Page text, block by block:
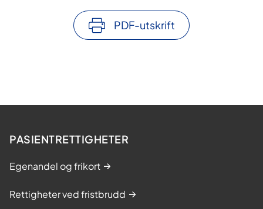
PDF-utskrift
PASIENTRETTIGHETER
Egenandel og frikort
Rettigheter ved fristbrudd